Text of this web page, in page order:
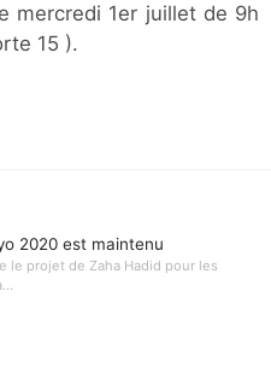
mercredi 1er juillet de 9h
15 ).
2020 est maintenu
le projet de Zaha Hadid pour les